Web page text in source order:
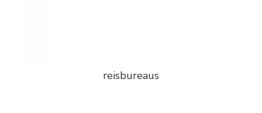
reisbureaus